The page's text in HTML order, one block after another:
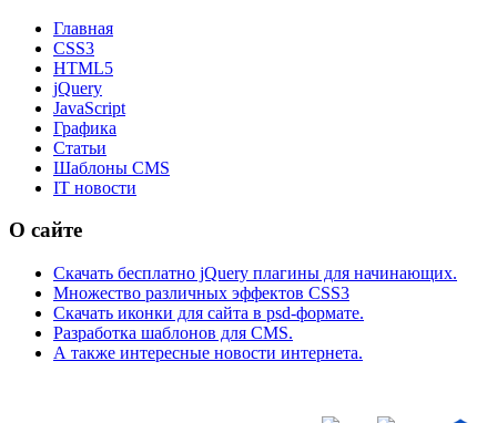
Главная
CSS3
HTML5
jQuery
JavaScript
Графика
Статьи
Шаблоны CMS
IT новости
О сайте
Скачать бесплатно jQuery плагины для начинающих.
Множество различных эффектов CSS3
Скачать иконки для сайта в psd-формате.
Разработка шаблонов для CMS.
А также интересные новости интернета.